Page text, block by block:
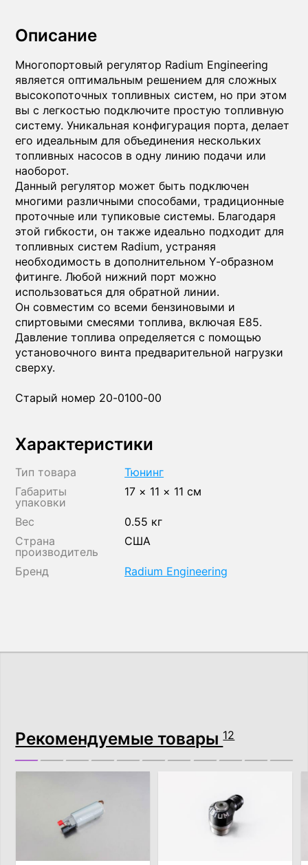
Описание
Многопортовый регулятор Radium Engineering
является оптимальным решением для сложных
высокопоточных топливных систем, но при этом
вы с легкостью подключите простую топливную
систему. Уникальная конфигурация порта, делает
его идеальным для объединения нескольких
топливных насосов в одну линию подачи или
наоборот.
Данный регулятор может быть подключен
многими различными способами, традиционные
проточные или тупиковые системы. Благодаря
этой гибкости, он также идеально подходит для
топливных систем Radium, устраняя
необходимость в дополнительном Y-образном
фитинге. Любой нижний порт можно
использоваться для обратной линии.
Он совместим со всеми бензиновыми и
спиртовыми смесями топлива, включая E85.
Давление топлива определяется с помощью
установочного винта предварительной нагрузки
сверху.
Старый номер 20-0100-00
Характеристики
Тип товара
Тюнинг
Габариты
упаковки
17 × 11 × 11 см
Вес
0.55 кг
Страна
производитель
США
Бренд Radium Engineering
Рекомендуемые товары12